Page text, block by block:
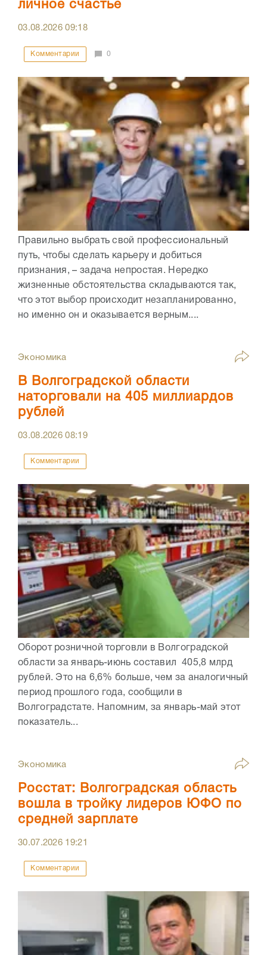
личное счастье
03.08.202609:18
Комментарии 0
Правильно выбрать свой профессиональный
путь, чтобы сделать карьеру и добиться
признания, – задача непростая. Нередко
жизненные обстоятельства складываются так,
что этот выбор происходит незапланированно,
но именно он и оказывается верным....
Экономика
В Волгоградской области
наторговали на 405 миллиардов
рублей
03.08.202608:19
Комментарии
Оборот розничной торговли в Волгоградской
области за январь-июнь составил 405,8 млрд
рублей. Это на 6,6% больше, чем за аналогичный
период прошлого года, сообщили в
Волгоградстате. Напомним, за январь-май этот
показатель...
Экономика
Росстат: Волгоградская область
вошла в тройку лидеров ЮФО по
средней зарплате
30.07.2026 19:21
Комментарии